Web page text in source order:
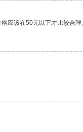
应该在50元以下才比较合理